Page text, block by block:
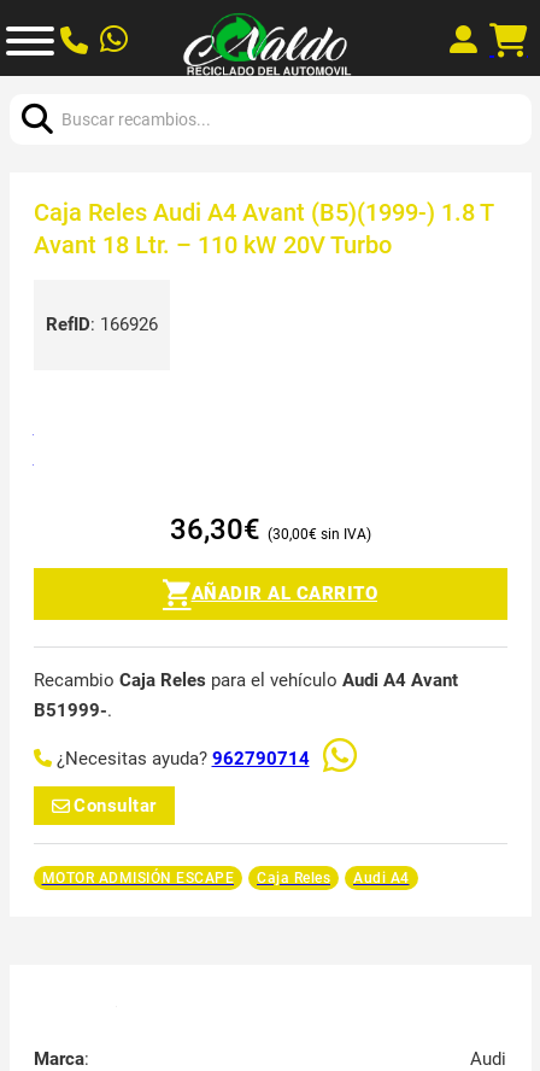
Caja Reles Audi A4 Avant (B5)(1999-) 1.8 T
Avant 18 Ltr. – 110 kW 20V Turbo
RefID: 166926
36,30€ 30,00€
AÑADIR AL CARRITO
Recambio Caja Reles para el vehículo Audi A4 Avant
B51999-.
¿Necesitas ayuda? 962790714
Consultar
MOTOR ADMISIÓN ESCAPE Caja Reles Audi A4
Marca:
Audi